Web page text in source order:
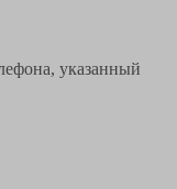
указанный